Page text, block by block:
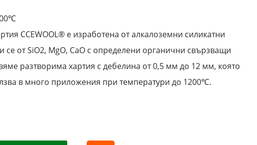
CCEWOOL® е изработена от алкалоземни силикатни
се от SiO2, MgO, CaO с определени органични свързващи
разтворима хартия с дебелина от 0,5 мм до 12 мм, която
в много приложения при температури до 1200℃.